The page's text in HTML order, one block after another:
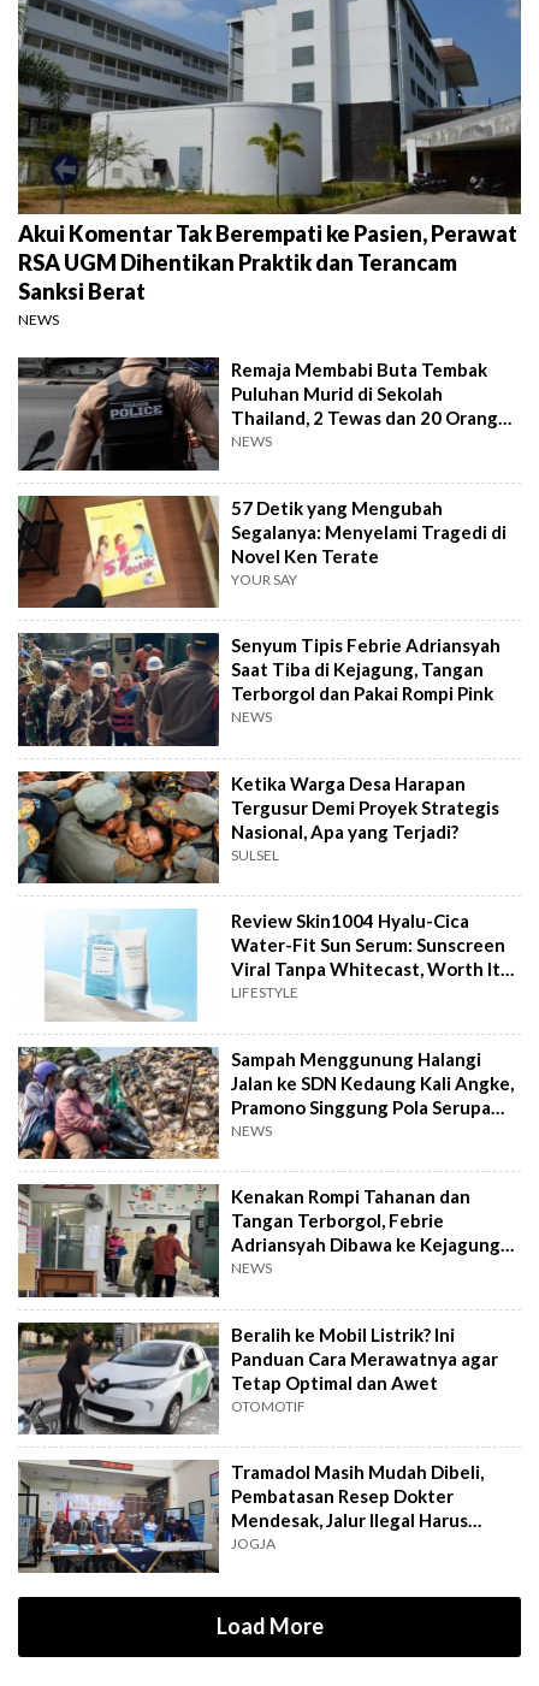
Akui Komentar Tak Berempati ke Pasien, Perawat
RSA UGM Dihentikan Praktik dan Terancam
Sanksi Berat
NEWS
Remaja Membabi Buta Tembak
Puluhan Murid di Sekolah
Thailand, 2 Tewas dan 20 Orang
Terluka
NEWS
57 Detik yang Mengubah
Segalanya: Menyelami Tragedi di
Novel Ken Terate
YOUR SAY
Senyum Tipis Febrie Adriansyah
Saat Tiba di Kejagung, Tangan
Terborgol dan Pakai Rompi Pink
NEWS
Ketika Warga Desa Harapan
Tergusur Demi Proyek Strategis
Nasional, Apa yang Terjadi?
SULSEL
Review Skin1004 Hyalu-Cica
Water-Fit Sun Serum: Sunscreen
Viral Tanpa Whitecast, Worth It
to Buy?
LIFESTYLE
Sampah Menggunung Halangi
Jalan ke SDN Kedaung Kali Angke,
Pramono Singgung Pola Serupa
Kramat Jati
NEWS
Kenakan Rompi Tahanan dan
Tangan Terborgol, Febrie
Adriansyah Dibawa ke Kejagung
untuk Diperiksa
NEWS
Beralih ke Mobil Listrik? Ini
Panduan Cara Merawatnya agar
Tetap Optimal dan Awet
OTOMOTIF
Tramadol Masih Mudah Dibeli,
Pembatasan Resep Dokter
Mendesak, Jalur Ilegal Harus
Distop
JOGJA
Load More